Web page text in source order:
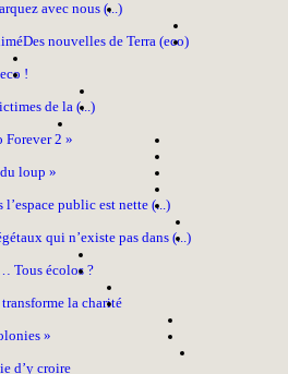
avec nous (...)
Des nouvelles de Terra (eco)
!
de la (...)
2 »
loup »
public est nette (...)
qui n’existe pas dans (...)
Tous écolos ?
la charité
»
d’y croire